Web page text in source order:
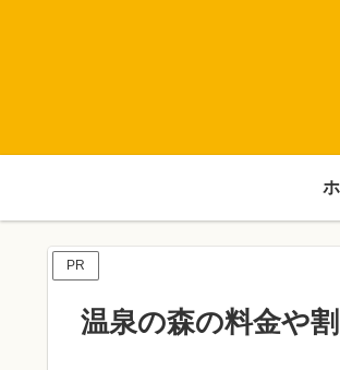
PR
温泉の森の料金や